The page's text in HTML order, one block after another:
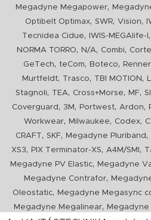
Megadyne Megapower,
Optibelt Optimax, SWR, Vision,
Tecnidea Cidue, IWIS-MEGAlife-I ,
NORMA TORRO, N/A, Combi,
GeTech, teCom, Boteco, Renner
Murtfeldt, Trasco, TBI MOTION ,
Stagnoli, TEA, Cross+Morse, MF,
Coverguard , 3M , Portwest, Ardon,
Workwear, Milwaukee, Codex,
CRAFT, SKF, Megadyne Pluriband ,
XS3, PIX Terminator-XS, A4M/SMI ,
Megadyne PV Elastic, Megadyne
Megadyne Contrafor,
Oleostatic, Megadyne Megasync
Megadyne Megalinear, Megadyne